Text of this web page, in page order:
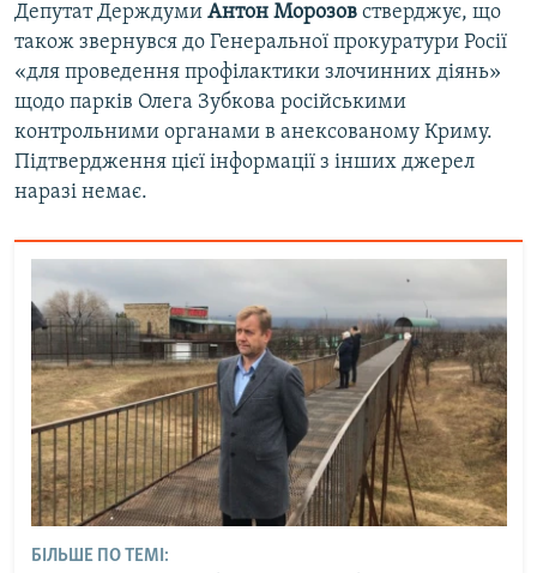
Депутат Держдуми Антон Морозов стверджує, що
також звернувся до Генеральної прокуратури Росії
«для проведення профілактики злочинних діянь»
щодо парків Олега Зубкова російськими
контрольними органами в анексованому Криму.
Підтвердження цієї інформації з інших джерел
наразі немає.
БІЛЬШЕ ПО ТЕМІ: